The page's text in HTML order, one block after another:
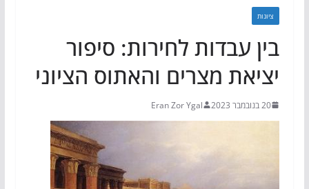
ציונות
בין עבדות לחירות: סיפור
יציאת מצרים והאתוס הציוני
20 בנובמבר 2023 Eran Zor Ygal